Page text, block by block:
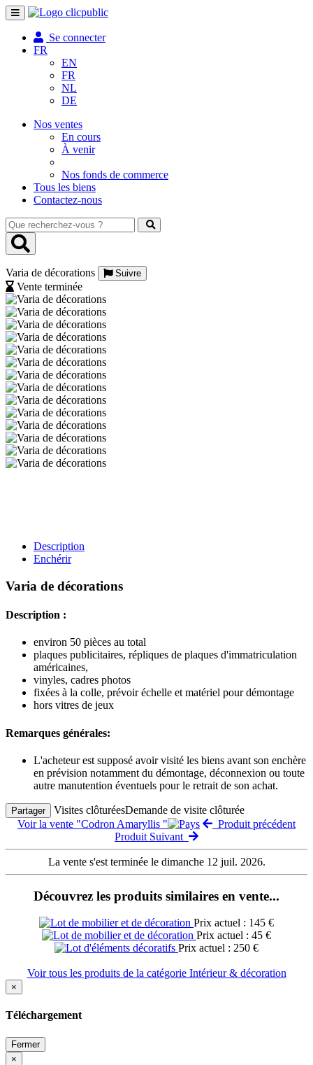
Toggle
navigation
Se connecter
FR
EN
FR
NL
DE
Nos ventes
En cours
À venir
Nos fonds de commerce
Tous les biens
Contactez-nous
Que
recherchez-
vous
Varia de décorations
Suivre
Vente terminée
Description
Enchérir
Varia de décorations
Description :
environ 50 pièces au total
plaques publicitaires, répliques de plaques d'immatriculation
américaines,
vinyles, cadres photos
fixées à la colle, prévoir échelle et matériel pour démontage
hors vitres de jeux
Remarques générales:
L'acheteur est supposé avoir visité les biens avant son enchère
en prévision notamment du démontage, déconnexion ou toute
autre manutention éventuels pour le retrait de son achat.
Partager Visites clôturéesDemande de visite clôturée
Voir la vente "Codron Amaryllis "
Produit précédent
Produit Suivant
La vente s'est terminée le dimanche 12 juil. 2026.
Découvrez les produits similaires en vente...
Prix actuel : 145 €
Prix actuel : 45 €
Prix actuel : 250 €
Voir tous les produits de la catégorie Intérieur & décoration
×
Téléchargement
Fermer
×